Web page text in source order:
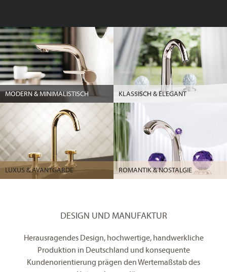
MODERN & MINIMALISTISCH KLASSISCH & ELEGANT
LUXUS & AVANTGARDE ROMANTIK & NOSTALGIE
DESIGN UND MANUFAKTUR
Herausragendes Design, hochwertige, handwerkliche
Produktion in Deutschland und konsequente
Kundenorientierung prägen den Wertemaßstab des